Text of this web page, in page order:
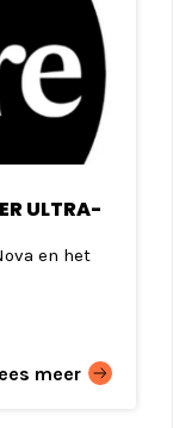
ULTRA-
en het
meer